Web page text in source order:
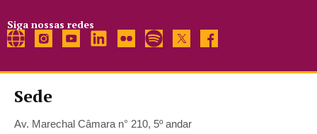
Siga nossas redes
Sede
Av. Marechal Câmara n° 210, 5º andar